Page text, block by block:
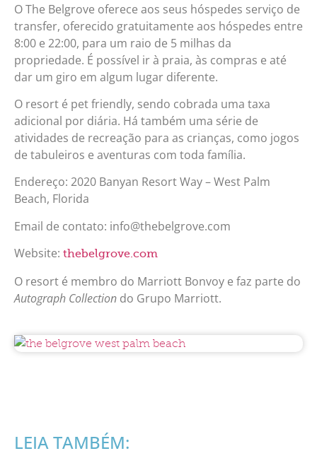
O The Belgrove oferece aos seus hóspedes serviço de
transfer, oferecido gratuitamente aos hóspedes entre
8:00 e 22:00, para um raio de 5 milhas da
propriedade. É possível ir à praia, às compras e até
dar um giro em algum lugar diferente.
O resort é pet friendly, sendo cobrada uma taxa
adicional por diária. Há também uma série de
atividades de recreação para as crianças, como jogos
de tabuleiros e aventuras com toda família.
Endereço: 2020 Banyan Resort Way – West Palm
Beach, Florida
Email de contato: info@thebelgrove.com
Website: thebelgrove.com
O resort é membro do Marriott Bonvoy e faz parte do
Autograph Collection do Grupo Marriott.
LEIA TAMBÉM: